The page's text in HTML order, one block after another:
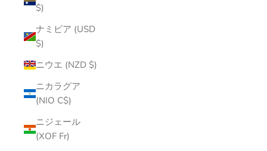
$)
ナミビア (USD
$)
ニウエ (NZD $)
ニカラグア
(NIO C$)
ニジェール
(XOF Fr)